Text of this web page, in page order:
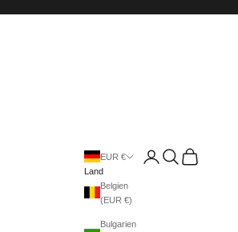
EUR €
Land
Belgien
(EUR €)
Bulgarien
AnmeldenSuchenWarenkorb